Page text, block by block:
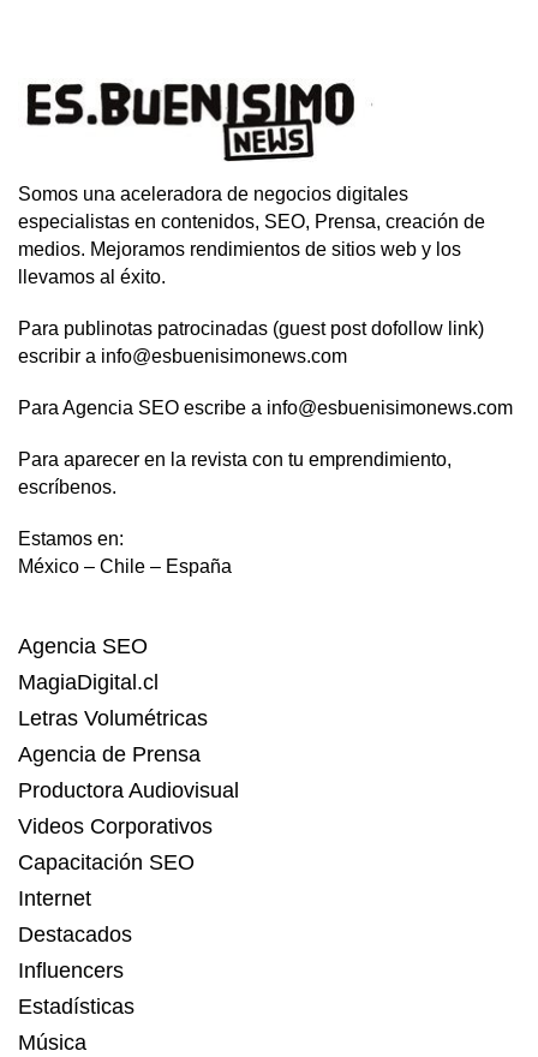
Somos una aceleradora de negocios digitales
especialistas en contenidos, SEO, Prensa, creación de
medios. Mejoramos rendimientos de sitios web y los
llevamos al éxito.
Para publinotas patrocinadas (guest post dofollow link)
escribir a info@esbuenisimonews.com
Para Agencia SEO escribe a info@esbuenisimonews.com
Para aparecer en la revista con tu emprendimiento,
escríbenos.
Estamos en:
México – Chile – España
Agencia SEO
MagiaDigital.cl
Letras Volumétricas
Agencia de Prensa
Productora Audiovisual
Videos Corporativos
Capacitación SEO
Internet
Destacados
Influencers
Estadísticas
Música